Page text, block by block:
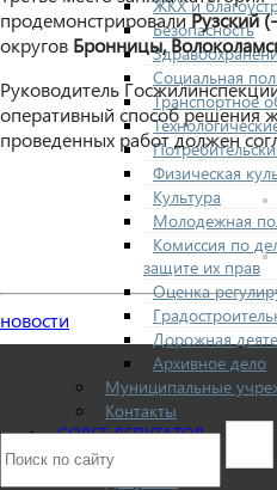
ЖКХ и
Безопасность
Социальная
Транспортное
Физическая
Культура
Молодежная
Комиссия по
защите их прав
Оценка
Дорожная
Архивное дело
Муниципальные
Контакты
СОВЕТ ДЕПУТАТОВ
Структура
продемонстрировалиРузский
округов Бронницы,
Руководитель
оперативный способ решения
проведенных работ должен
новости